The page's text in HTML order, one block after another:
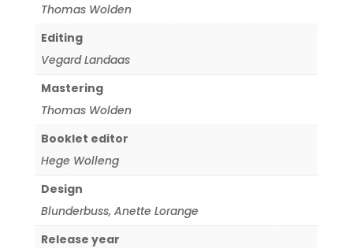
Thomas Wolden
Editing
Vegard Landaas
Mastering
Thomas Wolden
Booklet editor
Hege Wolleng
Design
Blunderbuss, Anette Lorange
Release year